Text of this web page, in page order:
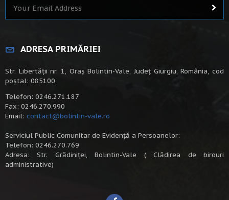
ADRESA PRIMĂRIEI
Str. Libertății nr. 1, Oraș Bolintin-Vale, Județ Giurgiu, România, cod
poștal: 085100
Telefon: 0246.271.187
Fax: 0246.270.990
Email: contact@bolintin-vale.ro
Serviciul Public Comunitar de Evidență a Persoanelor:
Telefon: 0246.270.769
Adresa: Str. Grădiniței, Bolintin-Vale ( Clădirea de birouri
administrative)